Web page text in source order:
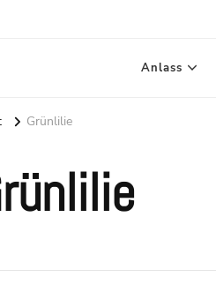
Anlass
Grünlilie